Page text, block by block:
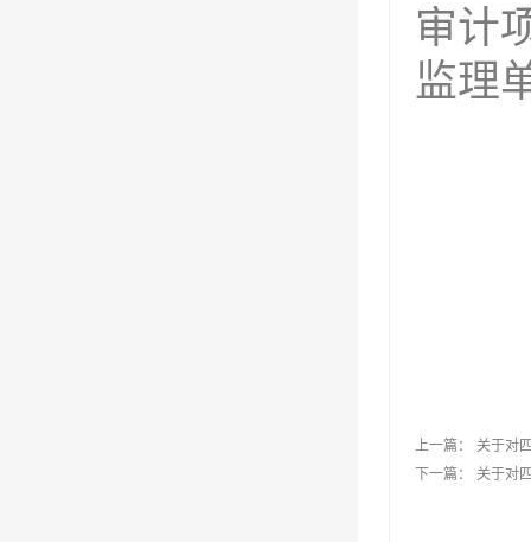
审计
监理
上一篇：
关于对
下一篇：
关于对